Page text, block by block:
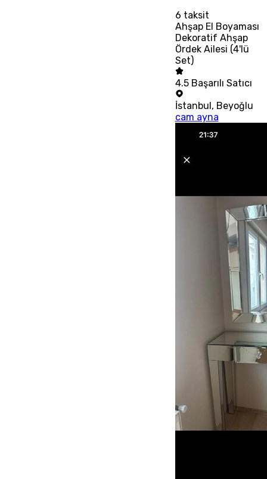
6 taksit
Ahşap El Boyaması
Dekoratif Ahşap
Ördek Ailesi (4'lü
Set)
4.5 Başarılı Satıcı
İstanbul, Beyoğlu
cam ayna